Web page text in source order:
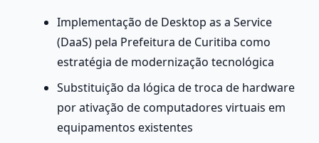
Implementação de Desktop as a Service
(DaaS) pela Prefeitura de Curitiba como
estratégia de modernização tecnológica
Substituição da lógica de troca de hardware
por ativação de computadores virtuais em
equipamentos existentes